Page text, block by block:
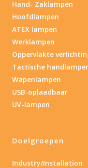
Hand- Zaklampen
Hoofdlampen
ATEX lampen
Werklampen
Oppervlakte
Tactische
Wapenlampen
USB-oplaadbaar
UV-lampen
Doelgroepen
Industry/Installation